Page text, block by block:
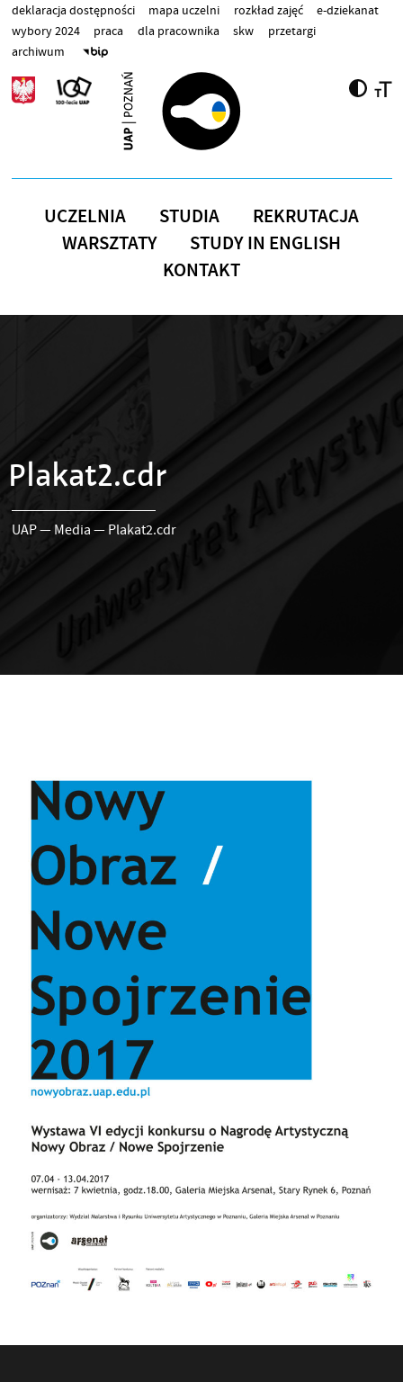
Przejdź do treści
deklaracja dostępności mapa uczelni rozkład zajęć
e-dziekanat
wybory 2024
praca dla pracownika skw
przetargi
archiwum
UCZELNIA STUDIA
REKRUTACJA
WARSZTATY
STUDY IN ENGLISH
KONTAKT
Plakat2.cdr
UAP— Media — Plakat2.cdr